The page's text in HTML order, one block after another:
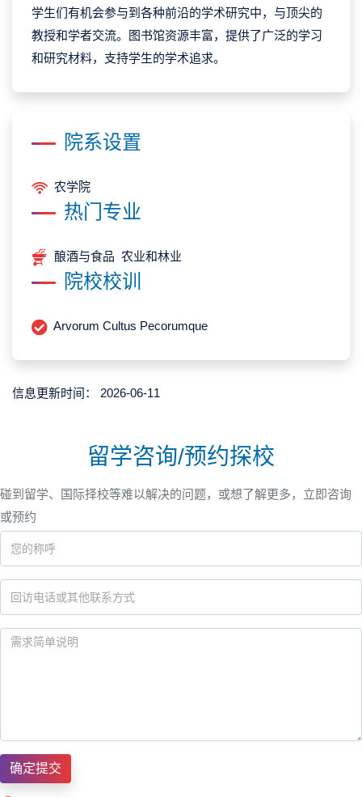
学生们有机会参与到各种前沿的学术研究中，与顶尖的
教授和学者交流。图书馆资源丰富，提供了广泛的学习
和研究材料，支持学生的学术追求。
院系设置
农学院
热门专业
酿酒与食品 农业和林业
院校校训
Arvorum Cultus Pecorumque
信息更新时间： 2026-06-11
留学咨询/预约探校
碰到留学、国际择校等难以解决的问题，或想了解更多，立即咨询
或预约